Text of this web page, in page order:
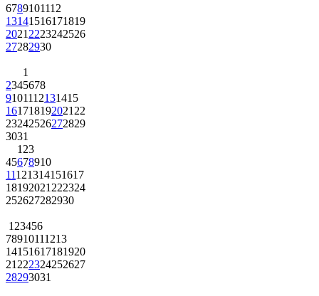
6789101112
13141516171819
2021 2223242526
27282930
1
2345678
9101112131415
161718192021 22
23242526272829
3031
1 23
45678910
11121314151617
18192021 222324
252627282930
1 23456
78910111213
14151617181920
21 222324252627
28293031